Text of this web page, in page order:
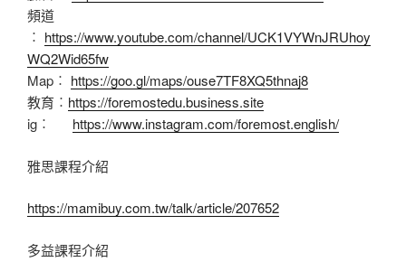
頻道
︰ https://www.youtube.com/channel/UCK1VYWnJRUhoy
WQ2Wid65fw
Map︰ https://goo.gl/maps/ouse7TF8XQ5thnaj8
教育︰ https://foremostedu.business.site
ig︰ https://www.instagram.com/foremost.english/
雅思課程介紹
https://mamibuy.com.tw/talk/article/207652
多益課程介紹